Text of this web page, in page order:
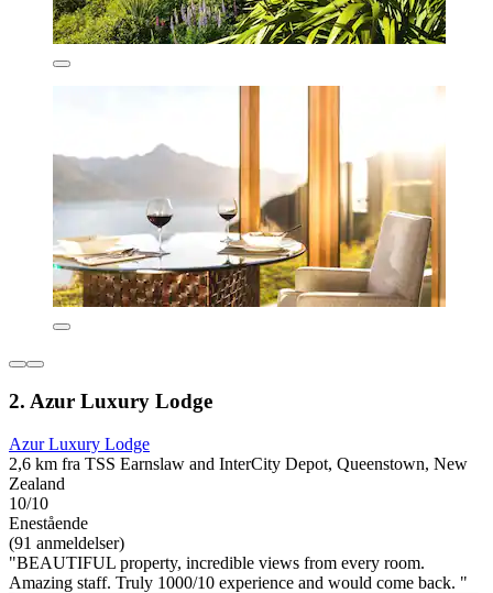
2. Azur Luxury Lodge
Azur Luxury Lodge
2,6 km fra TSS Earnslaw and InterCity Depot, Queenstown, New
Zealand
10/10
Enestående
(91 anmeldelser)
"BEAUTIFUL property, incredible views from every room.
Amazing staff. Truly 1000/10 experience and would come back. "